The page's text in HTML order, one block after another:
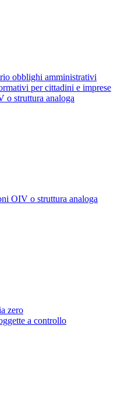
obblighi amministrativi
per cittadini e imprese
o struttura analoga
OIV o struttura analoga
zero
a controllo